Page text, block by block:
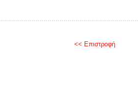
<< Επιστροφή